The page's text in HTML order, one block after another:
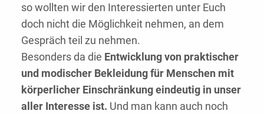
so wollten wir den Interessierten unter Euch
doch nicht die Möglichkeit nehmen, an dem
Gespräch teil zu nehmen.
Besonders da die Entwicklung von praktischer
und modischer Bekleidung für Menschen mit
körperlicher Einschränkung eindeutig in unser
aller Interesse ist. Und man kann auch noch